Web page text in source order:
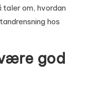
taler om, hvordan
hos
god